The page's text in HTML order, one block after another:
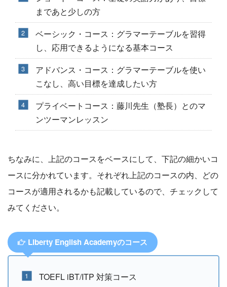
まであと少しの方
ベーシック・コース：グラマーテーブルを習得
し、応用できるようになる基本コース
アドバンス・コース：グラマーテーブルを使い
こなし、高い目標を達成したい方
プライベートコース：藤川先生（塾長）とのマ
ンツーマンレッスン
ちなみに、上記のコースをベースにして、下記の細かいコ
ースに分かれています。それぞれ上記のコースの内、どの
コースが適用されるかも記載しているので、チェックして
みてください。
Liberty English Academyのコース
TOEFL iBT/ITP 対策コース